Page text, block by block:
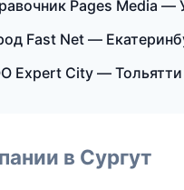
Pages Media —
Fast Net —
Expert City — Тольятти
в Сургут